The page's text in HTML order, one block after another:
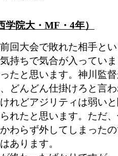
学院大・MF・4年）
回大会で敗れた相手と
持ちで気合が入ってい
たと思います。神川監
どんどん仕掛けろと言
れどアジリティは弱い
れたと思います。ただ
わらず外してしまった
あります。